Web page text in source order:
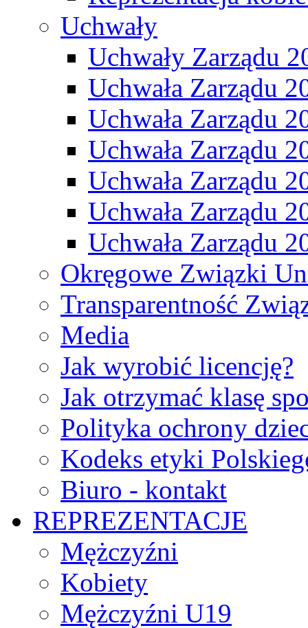
Uchwały
Uchwały Zarządu
Uchwała Zarządu
Uchwała Zarządu
Uchwała Zarządu
Uchwała Zarządu
Uchwała Zarządu
Uchwała Zarządu
Okręgowe Związki
Transparentność
Media
Jak wyrobić licencję?
Jak otrzymać klasę
Polityka ochrony
Kodeks etyki
Biuro - kontakt
REPREZENTACJE
Mężczyźni
Kobiety
Mężczyźni U19